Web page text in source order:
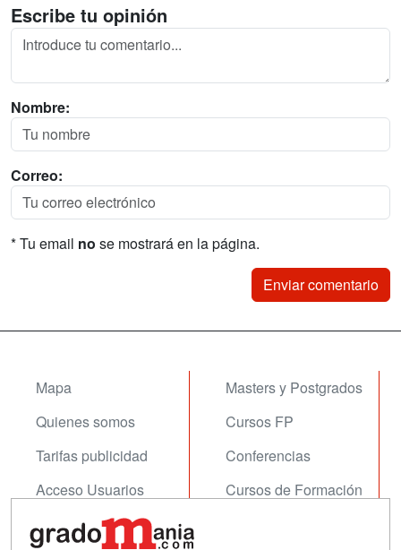
Escribe tu opinión
Nombre:
Correo:
* Tu email no se mostrará en la página.
Mapa
Quienes somos
Tarifas publicidad
Acceso Usuarios
Acceso Centros
Masters y Postgrados
Cursos FP
Conferencias
Cursos de Formación